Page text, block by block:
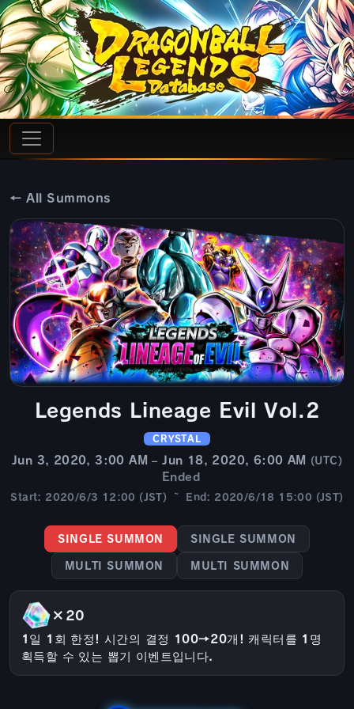
← All Summons
Legends Lineage Evil Vol.2
CRYSTAL
Jun 3, 2020, 3:00 AM – Jun 18, 2020, 6:00 AM (UTC)
Ended
Start: 2020/6/3 12:00 (JST) ~ End: 2020/6/18 15:00 (JST)
SINGLE SUMMON SINGLE SUMMON
MULTI SUMMON MULTI SUMMON
×20
1일 1회 한정! 시간의 결정 100→20개! 캐릭터를 1명
획득할 수 있는 뽑기 이벤트입니다.